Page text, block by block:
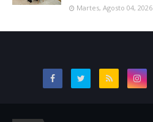
Martes, Agosto 04, 2026